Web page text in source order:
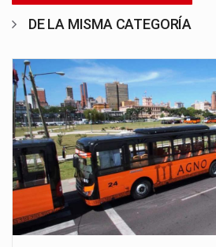
DE LA MISMA CATEGORÍA